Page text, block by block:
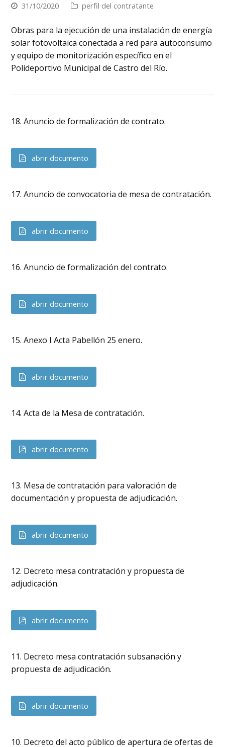
31/10/2020 perfil del contratante
Obras para la ejecución de una instalación de energía
solar fotovoltaica conectada a red para autoconsumo
y equipo de monitorización específico en el
Polideportivo Municipal de Castro del Río.
18. Anuncio de formalización de contrato.
abrir documento
17. Anuncio de convocatoria de mesa de contratación.
abrir documento
16. Anuncio de formalización del contrato.
abrir documento
15. Anexo I Acta Pabellón 25 enero.
abrir documento
14. Acta de la Mesa de contratación.
abrir documento
13. Mesa de contratación para valoración de
documentación y propuesta de adjudicación.
abrir documento
12. Decreto mesa contratación y propuesta de
adjudicación.
abrir documento
11. Decreto mesa contratación subsanación y
propuesta de adjudicación.
abrir documento
10. Decreto del acto público de apertura de ofertas de